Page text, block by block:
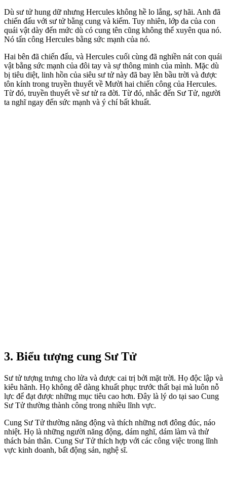
Dù sư tử hung dữ nhưng Hercules không hề lo lắng, sợ hãi. Anh đã
chiến đấu với sư tử bằng cung và kiếm. Tuy nhiên, lớp da của con
quái vật dày đến mức dù có cung tên cũng không thể xuyên qua nó.
Nó tấn công Hercules bằng sức mạnh của nó.
Hai bên đã chiến đấu, và Hercules cuối cùng đã nghiền nát con quái
vật bằng sức mạnh của đôi tay và sự thông minh của mình. Mặc dù
bị tiêu diệt, linh hồn của siêu sư tử này đã bay lên bầu trời và được
tôn kính trong truyền thuyết về Mười hai chiến công của Hercules.
Từ đó, truyền thuyết về sư tử ra đời. Từ đó, nhắc đến Sư Tử, người
ta nghĩ ngay đến sức mạnh và ý chí bất khuất.
3. Biểu tượng cung Sư Tử
Sư tử tượng trưng cho lửa và được cai trị bởi mặt trời. Họ độc lập và
kiêu hãnh. Họ không dễ dàng khuất phục trước thất bại mà luôn nỗ
lực để đạt được những mục tiêu cao hơn. Đây là lý do tại sao Cung
Sư Tử thường thành công trong nhiều lĩnh vực.
Cung Sư Tử thường năng động và thích những nơi đông đúc, náo
nhiệt. Họ là những người năng động, dám nghĩ, dám làm và thử
thách bản thân. Cung Sư Tử thích hợp với các công việc trong lĩnh
vực kinh doanh, bất động sản, nghệ sĩ.